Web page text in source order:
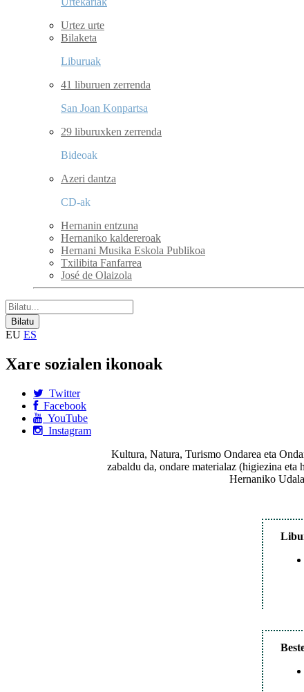
Urtez urte
Bilaketa
Liburuak
41 liburuen zerrenda
San Joan Konpartsa
29 liburuxken zerrenda
Bideoak
Azeri dantza
CD-ak
Hernanin entzuna
Hernaniko kaldereroak
Hernani Musika Eskola Publikoa
Txilibita Fanfarrea
José de Olaizola
EU ES
Xare sozialen ikonoak
Twitter
Facebook
YouTube
Instagram
Kultura, Natura, Turismo Ondarea eta
zabaldu da, ondare materialaz (higiezina
Hernaniko